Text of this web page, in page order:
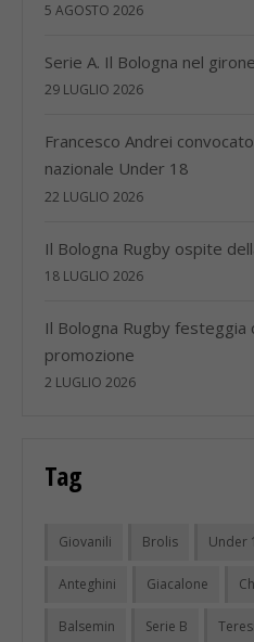
5 AGOSTO 2026
Serie A. Il Bologna nel
29 LUGLIO 2026
Francesco Andrei
nazionale Under 18
22 LUGLIO 2026
Il Bologna Rugby ospite
18 LUGLIO 2026
Il Bologna Rugby festeggia
promozione
2 LUGLIO 2026
Tag
Giovanili Brolis Under
Anteghini Giacalone
Balsemin Serie B Teresi